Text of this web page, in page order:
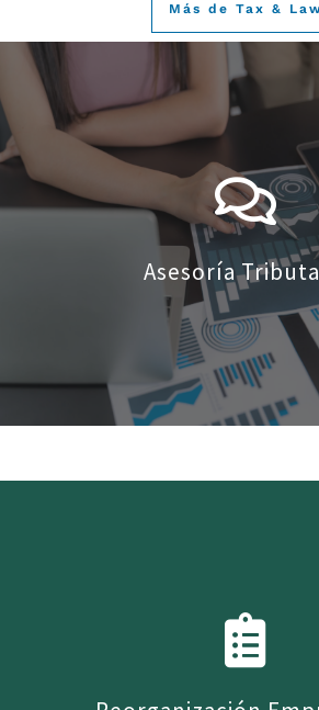
Más de Tax &
Asesoría
requiere una visión pluralista
la mejor estrategia